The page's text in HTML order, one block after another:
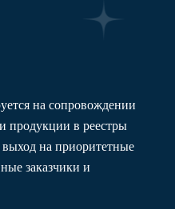
на сопровождении
продукции в реестры
на приоритетные
заказчики и